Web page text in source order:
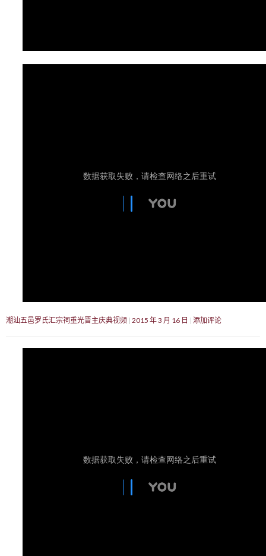
潮汕五邑罗氏汇宗祠重光晋主庆典视频 2015 年 3 月 16 日 添加评论